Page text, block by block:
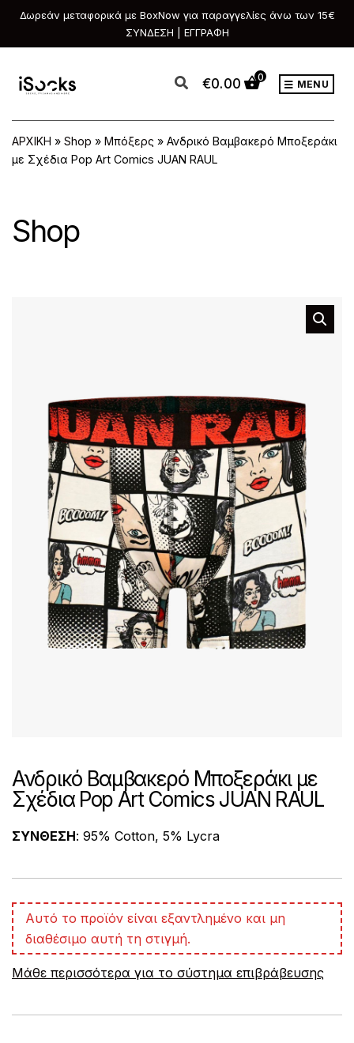
Δωρεάν μεταφορικά με BoxNow για παραγγελίες άνω των 15€
ΣΥΝΔΕΣΗ | ΕΓΓΡΑΦΗ
€0.00 0
MENU
ΑΡΧΙΚΗ » Shop » Μπόξερς » Ανδρικό Βαμβακερό Μποξεράκι
με Σχέδια Pop Art Comics JUAN RAUL
Shop
Ανδρικό Βαμβακερό Μποξεράκι με
Σχέδια Pop Art Comics JUAN RAUL
ΣΥΝΘΕΣΗ: 95% Cotton, 5% Lycra
Αυτό το προϊόν είναι εξαντλημένο και μη
διαθέσιμο αυτή τη στιγμή.
Μάθε περισσότερα για το σύστημα επιβράβευσης